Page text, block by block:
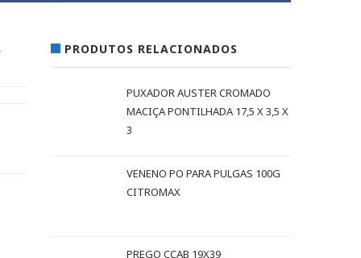
PRODUTOS RELACIONADOS
PUXADOR AUSTER CROMADO
MACIÇA PONTILHADA 17,5 X 3,5 X
3
VENENO PO PARA PULGAS 100G
CITROMAX
PREGO CCAB 19X39